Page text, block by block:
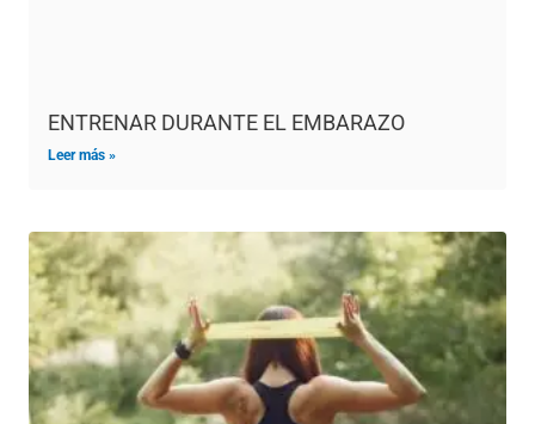
ENTRENAR DURANTE EL EMBARAZO
Leer más »